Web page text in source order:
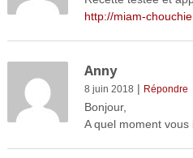
http://miam-
Anny
8 juin 2018 | Répondre
Bonjour,
A quel moment